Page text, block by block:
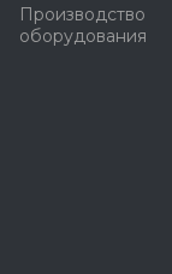
Производство
оборудования